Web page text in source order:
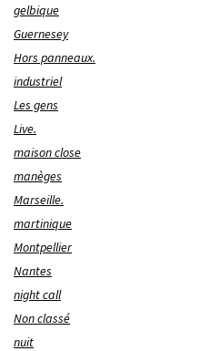
gelbique
Guernesey
Hors panneaux.
industriel
Les gens
Live.
maison close
manèges
Marseille.
martinique
Montpellier
Nantes
night call
Non classé
nuit